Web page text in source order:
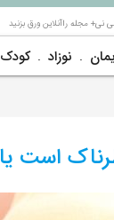
نی+ مجله راآنلاین ورق بزنید
نوزاد کودک